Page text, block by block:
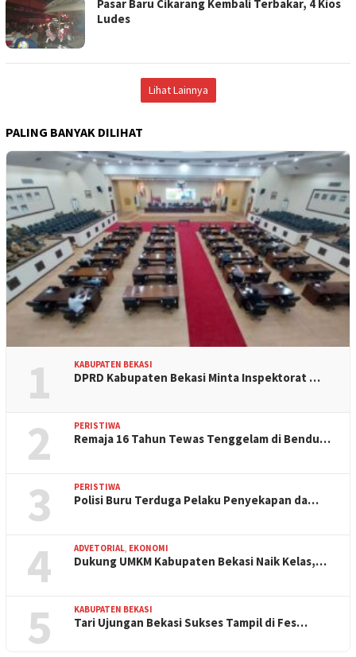
Pasar Baru Cikarang Kembali Terbakar, 4 Kios
Ludes
Lihat Lainnya
PALING BANYAK DILIHAT
1 KABUPATEN BEKASI
DPRD Kabupaten Bekasi Minta Inspektorat …
2 PERISTIWA
Remaja 16 Tahun Tewas Tenggelam di Bendu…
3 PERISTIWA
Polisi Buru Terduga Pelaku Penyekapan da…
4 ADVETORIAL EKONOMI
Dukung UMKM Kabupaten Bekasi Naik Kelas,…
5 KABUPATEN BEKASI
Tari Ujungan Bekasi Sukses Tampil di Fes…